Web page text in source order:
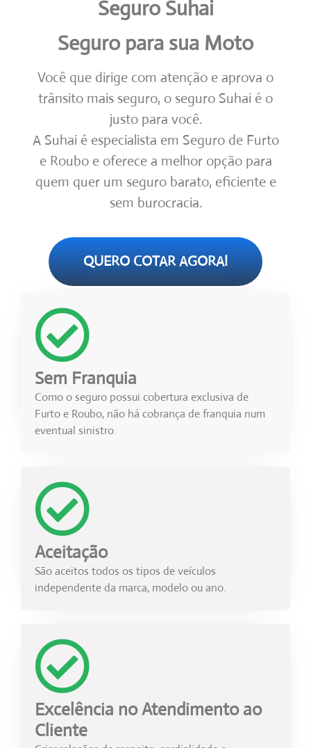
Seguro Suhai
Seguro para sua Moto
Você que dirige com atenção e aprova o
trânsito mais seguro, o seguro Suhai é o
justo para você.
A Suhai é especialista em Seguro de Furto
e Roubo e oferece a melhor opção para
quem quer um seguro barato, eficiente e
sem burocracia.
QUERO COTAR AGORA!
Sem Franquia
Como o seguro possui cobertura exclusiva de
Furto e Roubo, não há cobrança de franquia num
eventual sinistro.
Aceitação
São aceitos todos os tipos de veículos
independente da marca, modelo ou ano.
Excelência no Atendimento ao
Cliente